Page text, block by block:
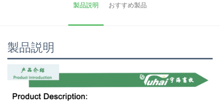
製品説明 おすすめ製品
製品説明